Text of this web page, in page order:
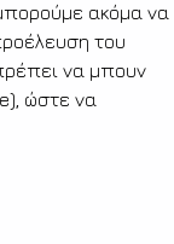
ακόμα να
του
να μπουν
ώστε να